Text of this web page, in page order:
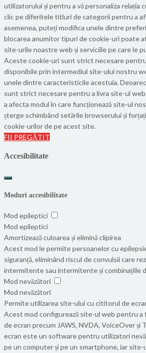
utilizatorului și pentru a vă personaliza relația
clic pe diferitele titluri de categorii pentru a
asemenea, puteți modifica unele dintre
blocarea anumitor tipuri de cookie-uri poate
site-urile noastre web și serviciile pe care le
Aceste cookie-uri sunt strict necesare
disponibile prin intermediul site-ului nostru
unele dintre caracteristicile acestuia.
sunt strict necesare pentru a livra site-ul
a afecta modul în care funcționează site-ul
șterge schimbând setările browserului și
cookie-urilor de pe acest site.
FII PREGĂTIT
Accesibilitate
Moduri accesibilitate
Mod epileptici
Mod epileptici
Amortizează culoarea și elimină clipirea
Acest mod le permite persoanelor cu
siguranță, eliminând riscul de convulsii care
intermitente sau intermitente și combinațiile
Mod nevăzători
Mod nevăzători
Permite utilizarea site-ului cu cititorul de
Acest mod configurează site-ul web pentru
de ecran precum JAWS, NVDA, VoiceOver și
ecran este un software pentru utilizatori
pe un computer și pe un smartphone, iar